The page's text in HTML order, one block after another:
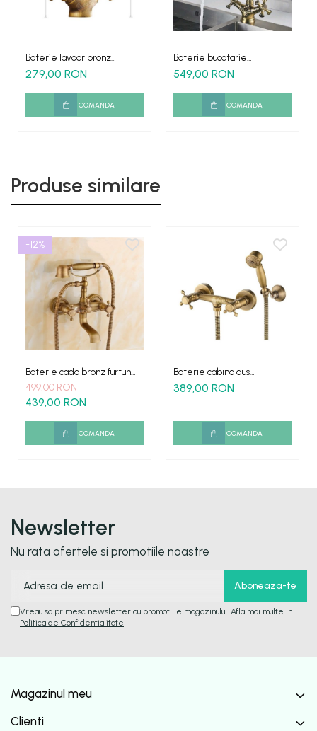
Baterie lavoar bronz
antichizat Yola montare
chiuveta
279,00 RON
COMANDA
Baterie bucatarie
antichizata retro Aconna
montare chiuveta
549,00 RON
COMANDA
Produse similare
-12%
Baterie cada bronz furtun
dus para tip telefon YOLA
499,00 RON
439,00 RON
COMANDA
Baterie cabina dus
antichizat Yola
389,00 RON
COMANDA
Newsletter
Nu rata ofertele si promotiile noastre
Vreau sa primesc newsletter cu promotiile magazinului. Afla mai multe in
Politica de Confidentialitate
Magazinul meu
Clienti